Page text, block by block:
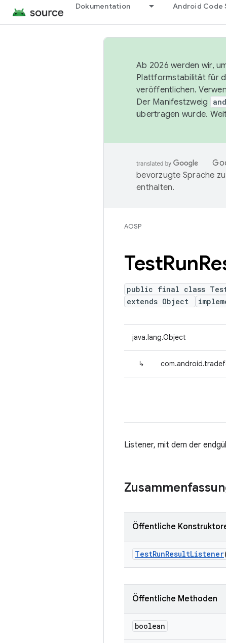
Dokumentation Android Code
Ab 2026 werden wir,
Plattformstabilität für
veröffentlichen.
Der Manifestzweig
übertragen wurde.
bevorzugte Sprache
enthalten.
AOSP
TestRun
public final class
extends Object
java.lang.Object
↳
Listener, mit dem der
Öffentliche
TestRunResultListener
Öffentliche Methoden
boolean